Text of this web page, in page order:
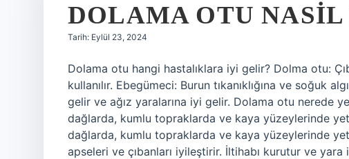
DOLAMA OTU
Tarih: Eylül 23, 2024
Dolama otu hangi hastalıklara iyi gelir? Dolma otu:
kullanılır. Ebegümeci: Burun tıkanıklığına ve soğuk
gelir ve ağız yaralarına iyi gelir. Dolama otu nerede
dağlarda, kumlu topraklarda ve kaya yüzeylerinde
dağlarda, kumlu topraklarda ve kaya yüzeylerinde
apseleri ve çıbanları iyileştirir. İltihabı kurutur ve